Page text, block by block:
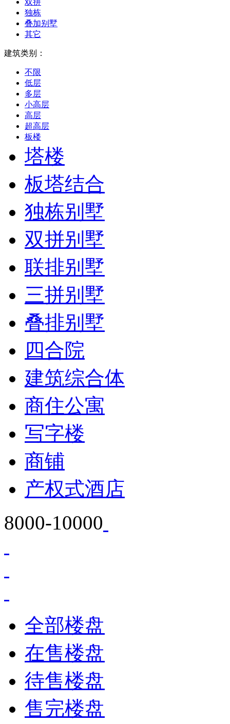
独栋
叠加别墅
其它
建筑类别：
不限
低层
多层
小高层
高层
超高层
板楼
塔楼
板塔结合
独栋别墅
双拼别墅
联排别墅
三拼别墅
叠排别墅
四合院
建筑综合体
商住公寓
写字楼
商铺
产权式酒店
8000-10000
全部楼盘
在售楼盘
待售楼盘
售完楼盘